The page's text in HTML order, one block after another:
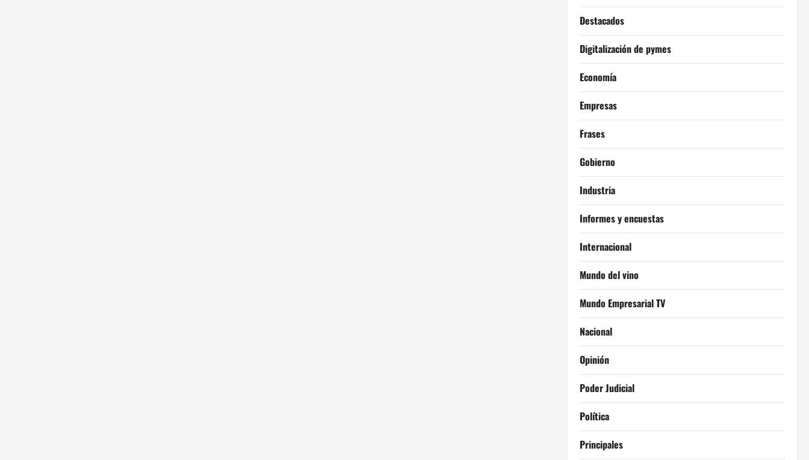
Destacados
Digitalización de pymes
Economía
Empresas
Frases
Gobierno
Industria
Informes y encuestas
Internacional
Mundo del vino
Mundo Empresarial TV
Nacional
Opinión
Poder Judicial
Política
Principales